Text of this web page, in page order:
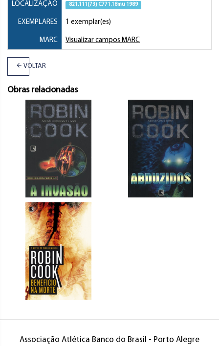
LOCALIZAÇÃO 821.111(73) C771.18mu 1989
EXEMPLARES 1 exemplar(es)
MARC Visualizar campos MARC
VOLTAR
Obras relacionadas
Associação Atlética Banco do Brasil - Porto Alegre